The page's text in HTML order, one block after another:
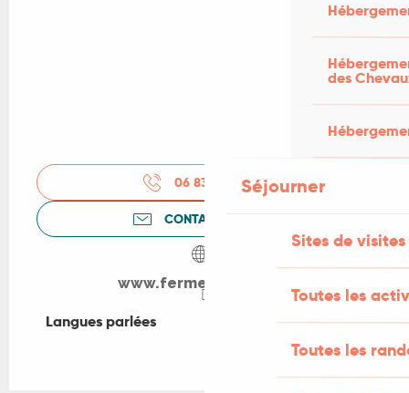
des
Séjourner
Sites de visites
Toutes les
Toutes les
06 83 51 93▒▒
CONTACTEZ-NOUS
www.fermedubouch.fr
Langues parlées
Langues parlées